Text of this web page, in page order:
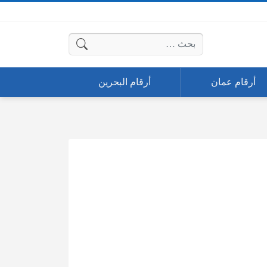
البحث عن:
أرقام عمان أرقام البحرين